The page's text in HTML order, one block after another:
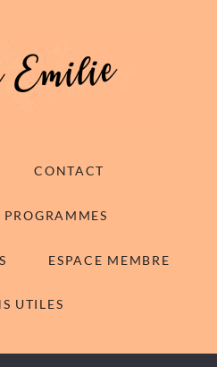
CONTACT
ESPACE MEMBRE
UTILES